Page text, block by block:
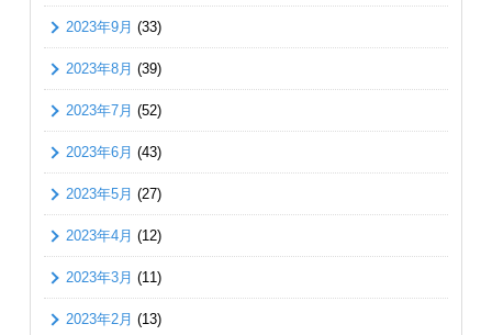
2023年9月 (33)
2023年8月 (39)
2023年7月 (52)
2023年6月 (43)
2023年5月 (27)
2023年4月 (12)
2023年3月 (11)
2023年2月 (13)